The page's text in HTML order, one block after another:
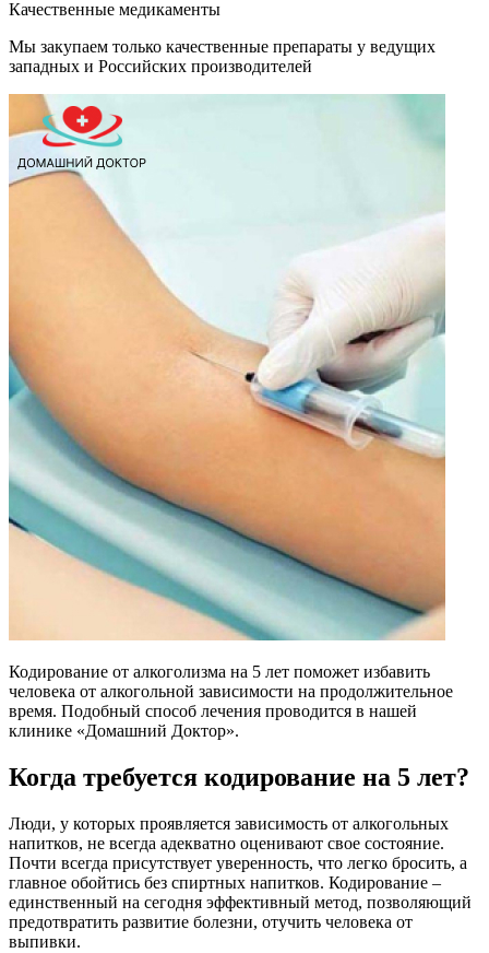
Качественные медикаменты
Мы закупаем только качественные препараты у ведущих
западных и Российских производителей
Кодирование от алкоголизма на 5 лет поможет избавить
человека от алкогольной зависимости на продолжительное
время. Подобный способ лечения проводится в нашей
клинике «Домашний Доктор».
Когда требуется кодирование на 5 лет?
Люди, у которых проявляется зависимость от алкогольных
напитков, не всегда адекватно оценивают свое состояние.
Почти всегда присутствует уверенность, что легко бросить, а
главное обойтись без спиртных напитков. Кодирование –
единственный на сегодня эффективный метод, позволяющий
предотвратить развитие болезни, отучить человека от
выпивки.